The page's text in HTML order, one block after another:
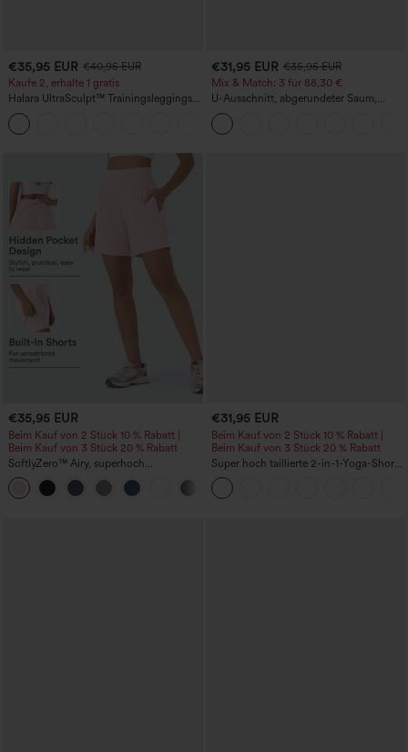
€35,95 EUR €40,95 EUR
Kaufe 2, erhalte 1 gratis
Halara UltraSculpt™ Trainingsleggings
mit hohem Bund – raffende Push-up-
Po-Form, Bauchkontrolle, Taschen und
formende Passform
€31,95 EUR €35,95 EUR
Mix & Match: 3 für 88,30 €
U-Ausschnitt, abgerundeter Saum,
InstantCool Yoga-Trägertop – UPF50+
€35,95 EUR
Beim Kauf von 2 Stück 10 % Rabatt |
Beim Kauf von 3 Stück 20 % Rabatt
SoftlyZero™ Airy, superhoch
geschnittene 2-in-1 InstantCool Yoga-
Shorts 7" mit Taschen
€31,95 EUR
Beim Kauf von 2 Stück 10 % Rabatt |
Beim Kauf von 3 Stück 20 % Rabatt
Super hoch taillierte 2-in-1-Yoga-Shorts
mit Gesäßtasche und Seitentasche-
längere Länge